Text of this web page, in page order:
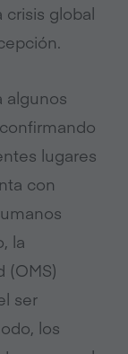
global
algunos
lugares
con
la
(OMS)
ser
los